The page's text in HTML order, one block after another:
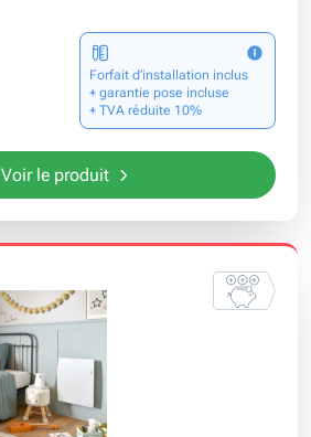
Forfait d’installation inclus
+ garantie pose incluse
+ TVA réduite 10%
Voir le produit